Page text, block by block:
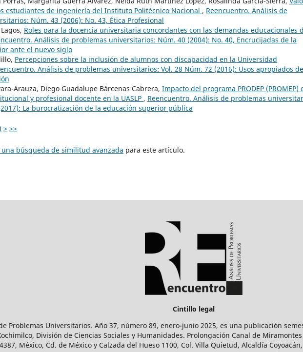
estudiantes de ingeniería del Instituto Politécnico Nacional , Reencuentro. Análisis de
Núm. 43 (2006): No. 43, Ética Profesional
Roles para la docencia universitaria concordantes con las demandas educacionales
Análisis de problemas universitarios: Núm. 40 (2004): No. 40, Encrucijadas de la
ante el nuevo siglo
Percepciones sobre la inclusión de alumnos con discapacidad en la Universidad
Análisis de problemas universitarios: Vol. 28 Núm. 72 (2016): Usos apropiados
Arauza, Diego Guadalupe Bárcenas Cabrera, Impacto del programa PRODEP (PROMEP)
y profesional docente en la UASLP , Reencuentro. Análisis de problemas
La burocratización de la educación superior pública
> >>
búsqueda de similitud avanzada para este artículo.
Cintillo legal
Problemas Universitarios. Año 37, número 89, enero-junio 2025, es una publicación
División de Ciencias Sociales y Humanidades. Prolongación Canal de Miramontes
México, Cd. de México y Calzada del Hueso 1100, Col. Villa Quietud, Alcaldía